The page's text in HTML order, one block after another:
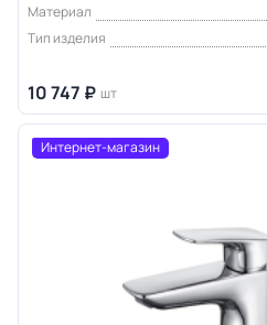
Материал
Тип изделия
10 747 ₽ шт
Интернет-магазин